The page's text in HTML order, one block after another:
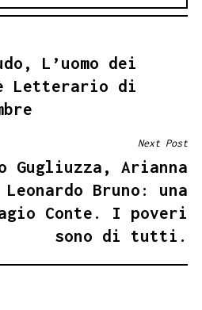
L’uomo dei
Letterario di
Next Post
Gugliuzza, Arianna
Bruno: una
Conte. I poveri
sono di tutti.